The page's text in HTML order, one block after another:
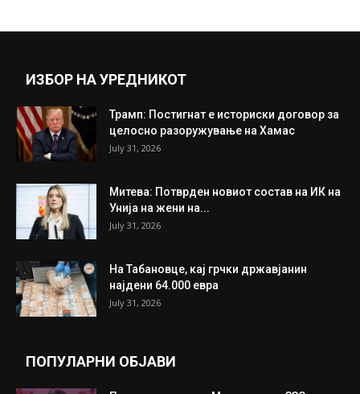
ИЗБОР НА УРЕДНИКОТ
Трамп: Постигнат е историски договор за
целосно разоружување на Хамас
July 31, 2026
Митева: Потврден новиот состав на ИК на
Унија на жени на...
July 31, 2026
На Табановце, кај грчки државјанин
најдени 64.000 евра
July 31, 2026
ПОПУЛАРНИ ОБЈАВИ